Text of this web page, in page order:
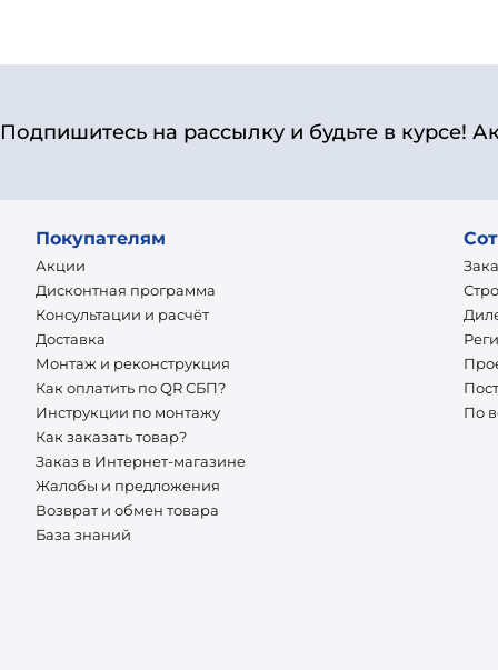
Подпишитесь на рассылку и будьте в курсе!
Покупателям
Акции
Дисконтная программа
Консультации и расчёт
Доставка
Монтаж и реконструкция
Как оплатить по QR СБП?
Инструкции по монтажу
Как заказать товар?
Заказ в Интернет-магазине
Жалобы и предложения
Возврат и обмен товара
База знаний
По